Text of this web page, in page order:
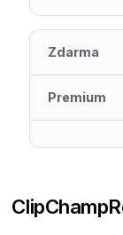
Zdarma
Premium
ClipChamp